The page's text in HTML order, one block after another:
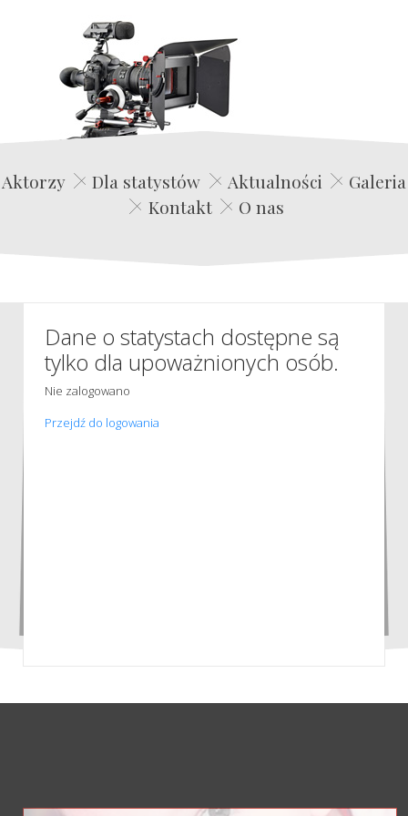
Edwin Film Agencja Aktorska
Aktorzy Dla statystów Aktualności
Galeria
Kontakt
O nas
Dane o statystach dostępne są
tylko dla upoważnionych osób.
Nie zalogowano
Przejdź do logowania